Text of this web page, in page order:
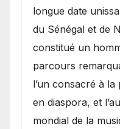
longue date
du Sénégal et de
constitué un
parcours
l’un consacré à
en diaspora, et
mondial de la